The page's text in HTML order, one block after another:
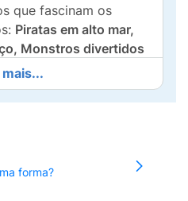
que fascinam os
Piratas em alto mar,
Monstros divertidos
de oferecer desenhos
que estimulam o
um super bônus.
possuem um efeito
escuro!
forma?